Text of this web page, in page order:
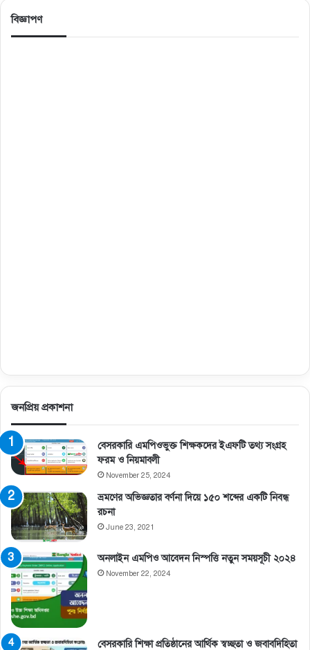
বিজ্ঞাপণ
জনপ্রিয় প্রকাশনা
বেসরকারি এমপিওভুক্ত শিক্ষকদের ইএফটি তথ্য সংগ্রহ
ফরম ও নিয়মাবলী
November 25, 2024
ভ্রমণের অভিজ্ঞতার বর্ণনা দিয়ে ১৫০ শব্দের একটি নিবন্ধ
রচনা
June 23, 2021
অনলাইন এমপিও আবেদন নিস্পত্তি নতুন সময়সূচী ২০২৪
November 22, 2024
বেসরকারি শিক্ষা প্রতিষ্ঠানের আর্থিক স্বচ্ছতা ও জবাবদিহিতা